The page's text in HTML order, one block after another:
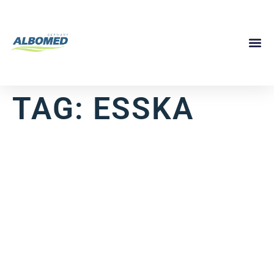
TAG: ESSKA